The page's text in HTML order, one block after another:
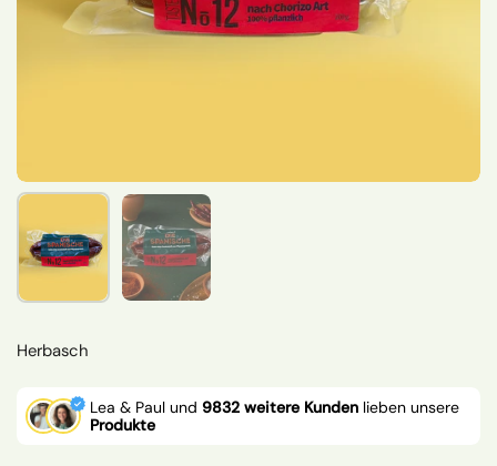
Zeige Folie 1 Zeige Folie 2
Herbasch
Lea & Paul und 9832 weitere Kunden lieben unsere
Produkte